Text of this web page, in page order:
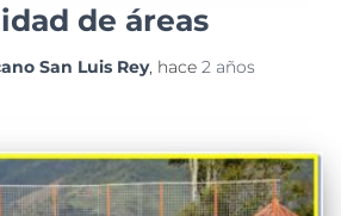
de áreas
San Luis Rey, hace 2 años